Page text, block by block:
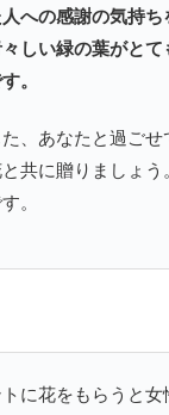
への感謝の気持ち
しい緑の葉がと
。
、あなたと過ご
共に贈りましょう
。
に花をもらうと女